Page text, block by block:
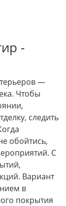
-
—
Чтобы
следить
обойтись,
С
Вариант
в
покрытия